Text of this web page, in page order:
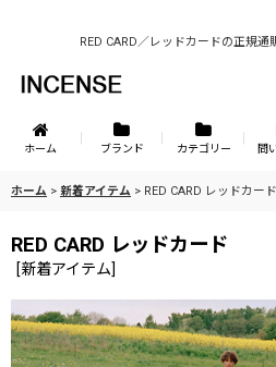
RED CARD／レッドカードの正規通
ホーム ブランド カテゴリー 問
ホーム > 新着アイテム > RED CARD レッドカード
RED CARD レッドカード
[新着アイテム]